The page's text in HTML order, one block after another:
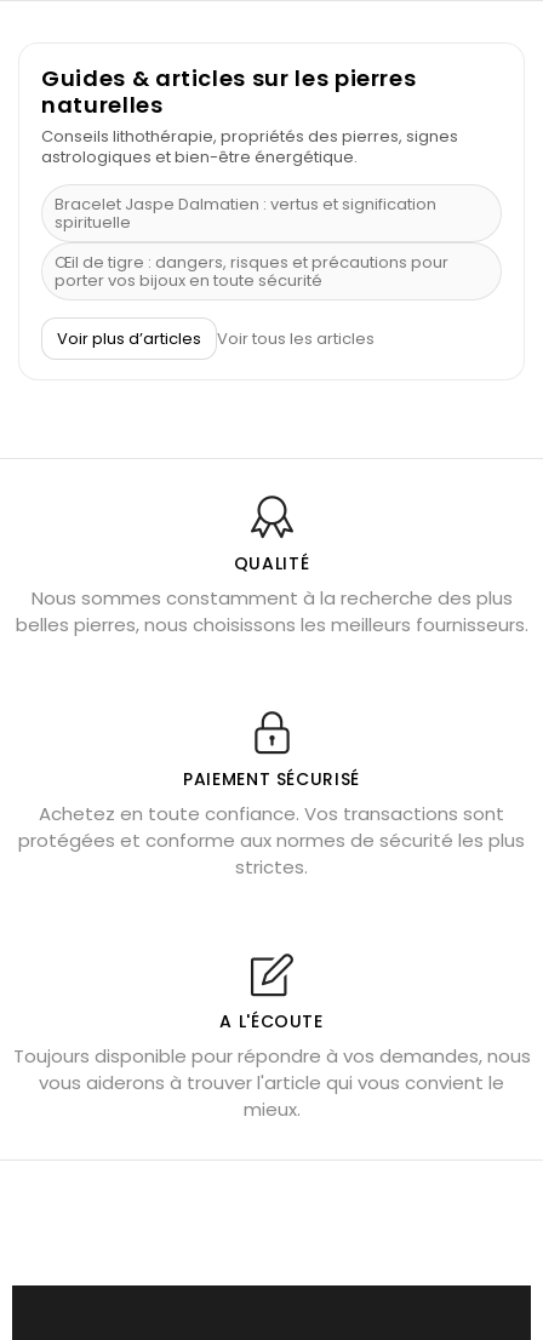
Guides & articles sur les pierres
naturelles
Conseils lithothérapie, propriétés des pierres, signes
astrologiques et bien-être énergétique.
Bracelet Jaspe Dalmatien : vertus et signification
spirituelle
Œil de tigre : dangers, risques et précautions pour
porter vos bijoux en toute sécurité
À quel poignet porter un bracelet de pierre
Découvrez le scorpion et ses pierres
Bienfaits de la sélénite – pierre des anges
L’améthyste est-elle faite pour moi ?
Chrysocolle : pierre apaisante
Obsidienne dorée : vertus et signification
Véritable citrine naturelle non chauffée
Où placer la citrine dans la maison
Cornaline : propriétés magiques
Capricorne : quelles pierres choisir
Shungite : purification et protection
Bagues en labradorite argent 925
Lapis lazuli : propriétés et précautions
Citrine : propriétés magiques
Aigue-marine : propriétés et couleurs
Voir plus d’articles Voir tous les articles
QUALITÉ
Nous sommes constamment à la recherche des plus
belles pierres, nous choisissons les meilleurs fournisseurs.
PAIEMENT SÉCURISÉ
Achetez en toute confiance. Vos transactions sont
protégées et conforme aux normes de sécurité les plus
strictes.
A L'ÉCOUTE
Toujours disponible pour répondre à vos demandes, nous
vous aiderons à trouver l'article qui vous convient le
mieux.